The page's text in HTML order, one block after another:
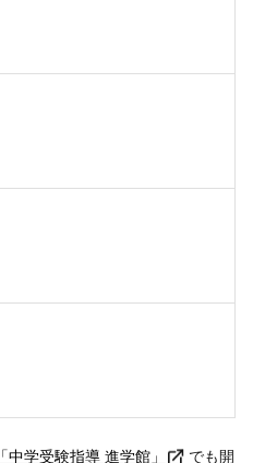
「中学受験指導 進学館」
でも開